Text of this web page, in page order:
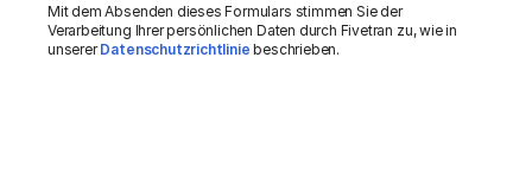
Mit dem Absenden dieses Formulars stimmen Sie der
Verarbeitung Ihrer persönlichen Daten durch Fivetran zu, wie in
unsererDatenschutzrichtlinie beschrieben.